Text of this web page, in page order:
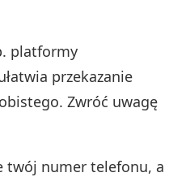
platformy
przekazanie
Zwróć uwagę
twój numer telefonu, a